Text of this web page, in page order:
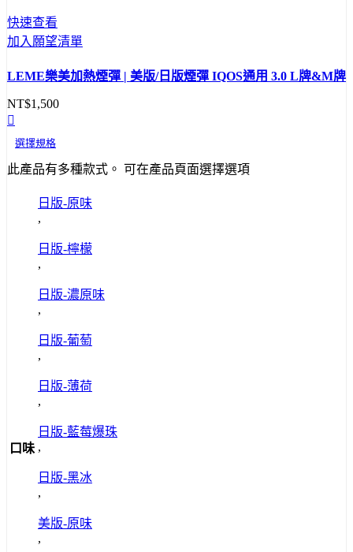
快速查看
加入願望清單
LEME樂美加熱煙彈 | 美版/日版煙彈 IQOS通用 3.0 L牌&M牌
NT$1,500
選擇規格
此產品有多種款式。 可在產品頁面選擇選項
口味
日版-原味
,
日版-檸檬
,
日版-濃原味
,
日版-葡萄
,
日版-薄荷
,
日版-藍莓爆珠
,
日版-黑冰
,
美版-原味
,